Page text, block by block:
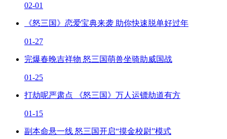
02-01
《怒三国》恋爱宝典来袭 助你快速脱单好过年
01-27
完爆春晚吉祥物 怒三国萌兽坐骑助威国战
01-25
打劫呢严肃点 《怒三国》万人运镖劫道有方
01-15
副本命悬一线 怒三国开启“摸金校尉”模式